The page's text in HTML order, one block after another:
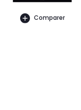
Comparer